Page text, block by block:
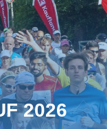
2026